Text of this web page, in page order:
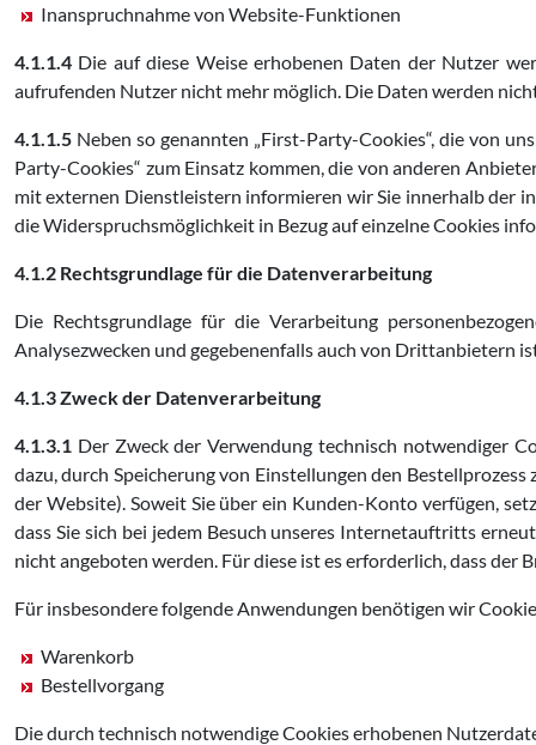
Inanspruchnahme von Website-Funktionen
4.1.1.4 Die auf diese Weise erhobenen Daten der Nutzer
aufrufenden Nutzer nicht mehr möglich. Die Daten werden
4.1.1.5 Neben so genannten „First-Party-Cookies“, die von
Party-Cookies“ zum Einsatz kommen, die von anderen
mit externen Dienstleistern informieren wir Sie innerhalb der
die Widerspruchsmöglichkeit in Bezug auf einzelne Cookies
4.1.2 Rechtsgrundlage für die Datenverarbeitung
Die Rechtsgrundlage für die Verarbeitung
Analysezwecken und gegebenenfalls auch von Drittanbietern
4.1.3 Zweck der Datenverarbeitung
4.1.3.1 Der Zweck der Verwendung technisch notwendiger
dazu, durch Speicherung von Einstellungen den
der Website). Soweit Sie über ein Kunden-Konto verfügen,
dass Sie sich bei jedem Besuch unseres Internetauftritts
nicht angeboten werden. Für diese ist es erforderlich, dass der
Für insbesondere folgende Anwendungen benötigen wir
Warenkorb
Bestellvorgang
Die durch technisch notwendige Cookies erhobenen